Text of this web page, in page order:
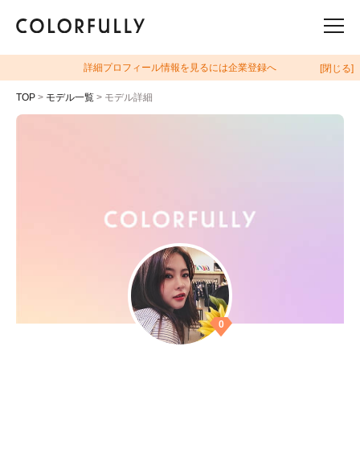
詳細プロフィール情報を見るには企業登録へ [閉じる]
TOP > モデル一覧 > モデル詳細
0